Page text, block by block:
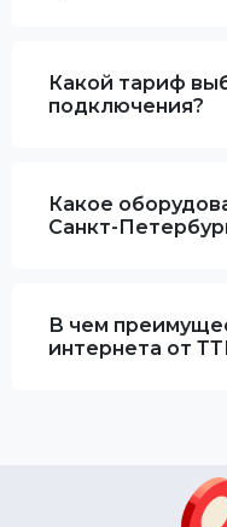
Какой тариф
подключения?
Какое
Санкт-
В чем
интернета от